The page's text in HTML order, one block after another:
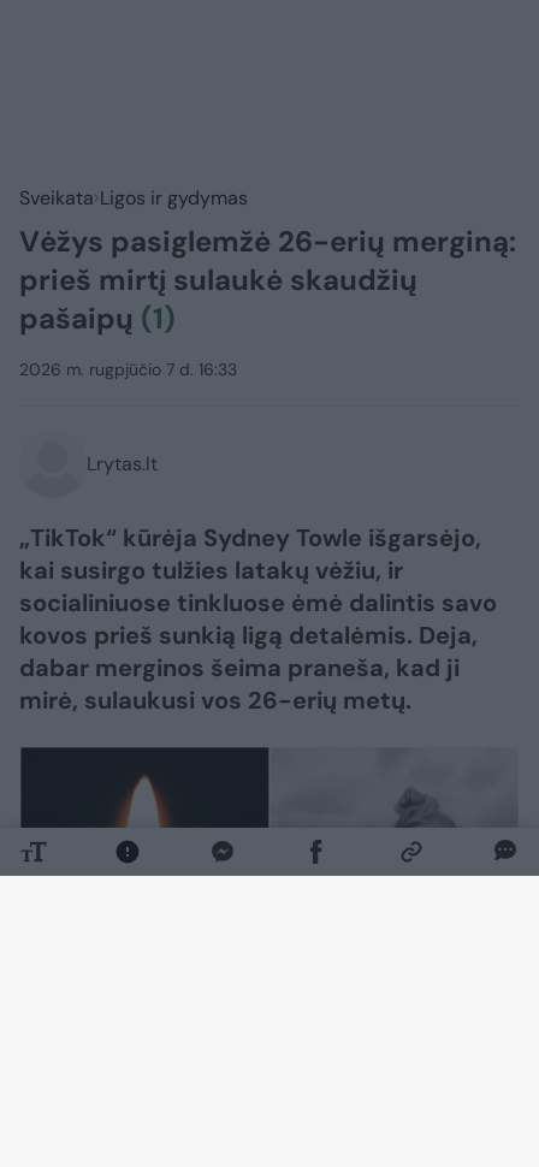
Sveikata Ligos ir gydymas
Vėžys pasiglemžė 26-erių merginą:
prieš mirtį sulaukė skaudžių
pašaipų (1)
2026 m. rugpjūčio 7 d. 16:33
Lrytas.lt
„TikTok“ kūrėja Sydney Towle išgarsėjo,
kai susirgo tulžies latakų vėžiu, ir
socialiniuose tinkluose ėmė dalintis savo
kovos prieš sunkią ligą detalėmis. Deja,
dabar merginos šeima praneša, kad ji
mirė, sulaukusi vos 26-erių metų.